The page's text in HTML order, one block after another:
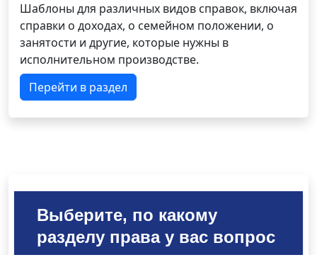
Шаблоны для различных видов справок, включая
справки о доходах, о семейном положении, о
занятости и другие, которые нужны в
исполнительном производстве.
Перейти в раздел